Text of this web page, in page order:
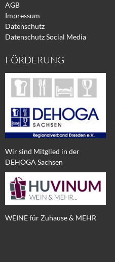
AGB
Impressum
Datenschutz
Datenschutz Social Media
FÖRDERUNG
Wir sind Mitglied in der
DEHOGA Sachsen
WEINE für Zuhause & MEHR